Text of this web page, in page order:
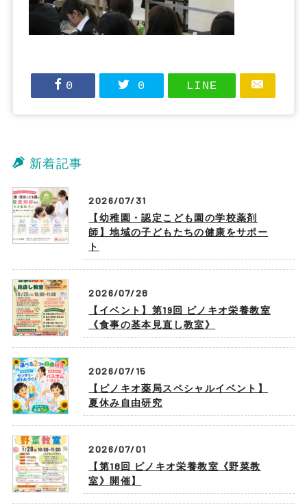
0 0 LINE
新着記事
2026/07/31
【幼稚園・認定こども園の学校薬剤
師】地域の子どもたちの健康をサポー
ト
2026/07/28
【イベント】第19回 ピノキオ栄養教室
《食事の基本見直し教室》
2026/07/15
【ピノキオ薬局スペシャルイベント】
夏休み自由研究
2026/07/01
【第18回 ピノキオ栄養教室《野菜教
室》開催】